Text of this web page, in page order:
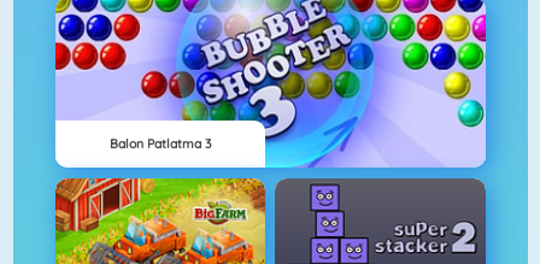
Balon Patlatma 3